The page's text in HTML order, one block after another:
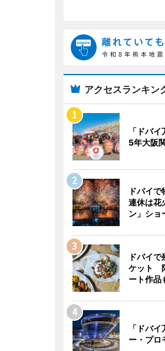
アクセスランキン
「ドバ
5年大阪
ドバイ
連休は花
ン」ショ
ドバイ
ケット
ート作品
「ドバ
ー・プロ